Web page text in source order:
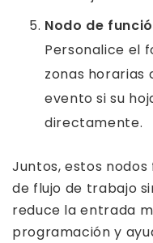
Nodo de
Personalice el
zonas horarias
evento si su
directamente.
Juntos, estos
de flujo de trabajo
reduce la entrada
programación y